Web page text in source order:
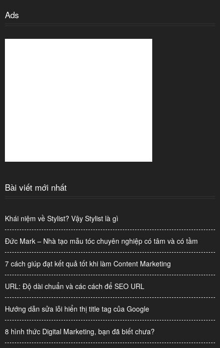
Ads
Bài viết mới nhất
Khái niệm về Stylist? Vậy Stylist là gì
Đức Mark – Nhà tạo mẫu tóc chuyên nghiệp có tâm và có tầm
7 cách giúp đạt kết quả tốt khi làm Content Marketing
URL: Độ dài chuẩn và các cách để SEO URL
Hướng dẫn sửa lỗi hiển thị title tag của Google
8 hình thức Digital Marketing, bạn đã biết chưa?